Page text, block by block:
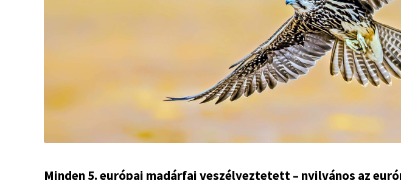
Minden 5. európai madárfaj veszélyeztetett – nyilvános az